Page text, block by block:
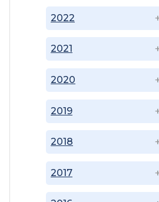
2017
2018
2019
2020
2021
2022